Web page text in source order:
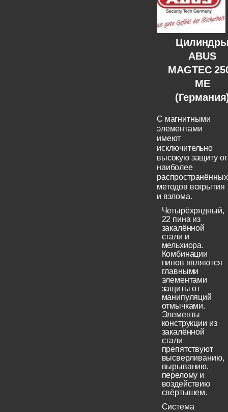
ABUS
MAGTEC
ME
C магнитными
элементами
имеют
исключительно
высокую защиту от
наиболее
распространённых
методов вскрытия
и взлома.
Четырёхрядный,
22 пина из
закалённой
стали и
мельхиора.
Комбинации
пинов являются
главными
элементами
защиты от
манипуляций
отмычками.
Элементы
конструкции из
закалённой
стали
препятствуют
высверливанию,
вырыванию,
перелому и
воздействию
свёртышем.
Система